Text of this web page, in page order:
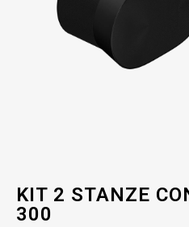
KIT 2 STANZE
300